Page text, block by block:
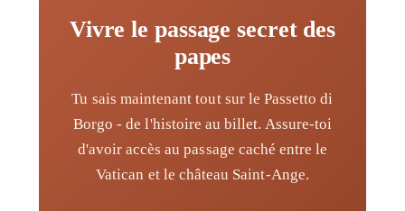
Vivre le passage secret des
papes
Tu sais maintenant tout sur le Passetto di
Borgo - de l'histoire au billet. Assure-toi
d'avoir accès au passage caché entre le
Vatican et le château Saint-Ange.